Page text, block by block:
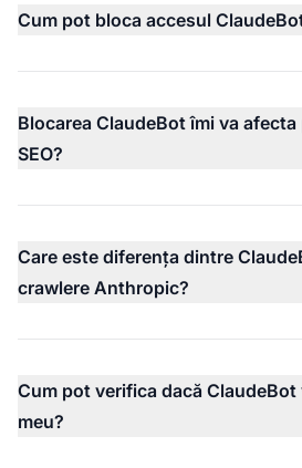
Cum pot bloca accesul
Blocarea ClaudeBot îmi va
SEO?
Care este diferența dintre
crawlere Anthropic?
Cum pot verifica dacă
meu?